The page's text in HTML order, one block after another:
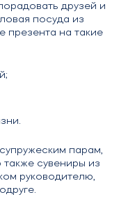
друзей и
посуда из
презента на такие
парам,
сувениры из
руководителю,